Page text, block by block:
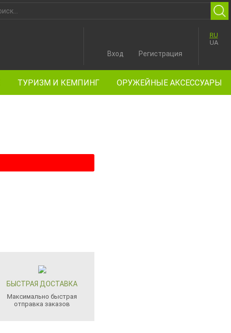
RU
UA
Вход Регистрация
ТУРИЗМ И КЕМПИНГ ОРУЖЕЙНЫЕ АКСЕССУАРЫ
БЫСТРАЯ ДОСТАВКА
Максимально быстрая
отправка заказов